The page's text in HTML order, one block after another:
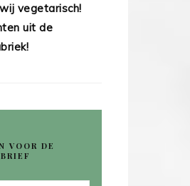
vegetarisch!
uit de
VOOR DE